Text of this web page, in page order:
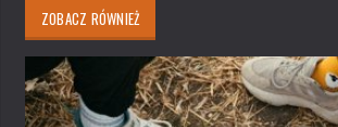
ZOBACZ RÓWNIEŻ